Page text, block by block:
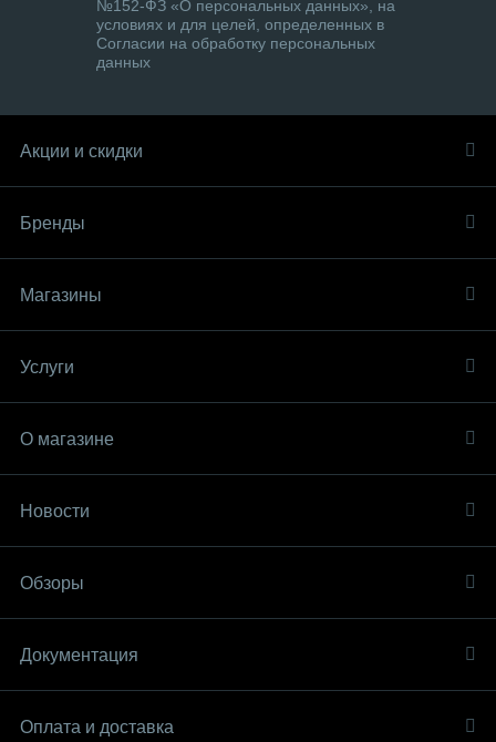
№152-ФЗ «О персональных данных», на
условиях и для целей, определенных в
Согласии на обработку персональных
данных
Акции и скидки
Бренды
Магазины
Услуги
О магазине
Новости
Обзоры
Документация
Оплата и доставка